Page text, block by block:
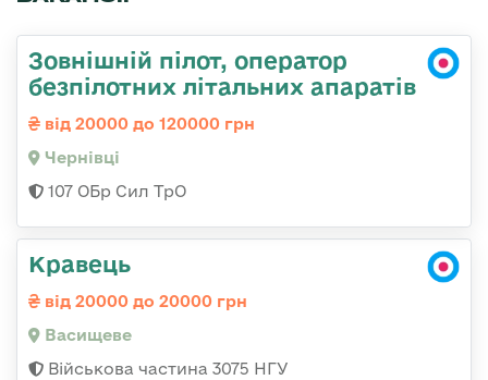
Зовнішній пілот, оператор
безпілотних літальних апаратів
від 20000 до 120000 грн
Чернівці
107 ОБр Сил ТрО
Кравець
від 20000 до 20000 грн
Васищеве
Військова частина 3075 НГУ